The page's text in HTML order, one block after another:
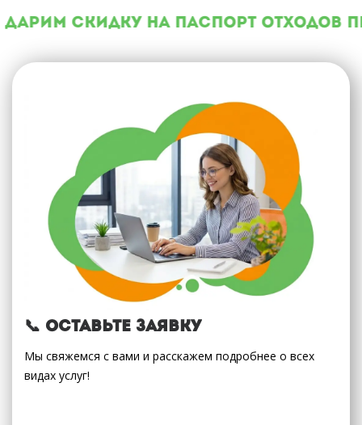
скидку на паспорт отходов
📞 Оставьте заявку
Мы свяжемся с вами и расскажем подробнее о всех
видах услуг!